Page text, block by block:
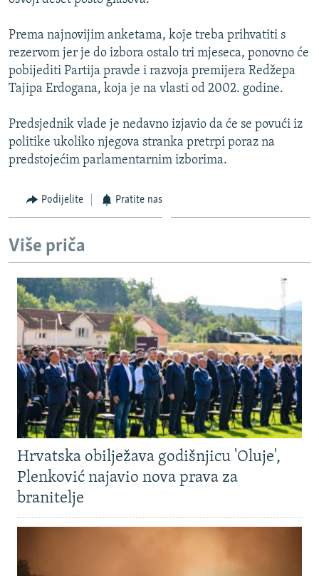
Prema najnovijim anketama, koje treba prihvatiti s
rezervom jer je do izbora ostalo tri mjeseca, ponovno će
pobijediti Partija pravde i razvoja premijera Redžepa
Tajipa Erdogana, koja je na vlasti od 2002. godine.
Predsjednik vlade je nedavno izjavio da će se povući iz
politike ukoliko njegova stranka pretrpi poraz na
predstojećim parlamentarnim izborima.
Podijelite Pratite nas
Više priča
Hrvatska obilježava godišnjicu 'Oluje',
Plenković najavio nova prava za
branitelje